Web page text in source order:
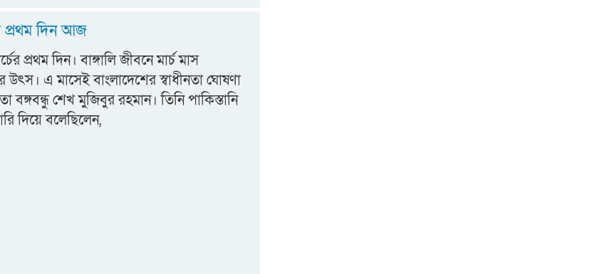
প্রথম দিন আজ
প্রথম দিন। বাঙ্গালি জীবনে মার্চ মাস
উৎস। এ মাসেই বাংলাদেশের স্বাধীনতা ঘোষণা
বঙ্গবন্ধু শেখ মুজিবুর রহমান। তিনি পাকিস্তানি
দিয়ে বলেছিলেন,